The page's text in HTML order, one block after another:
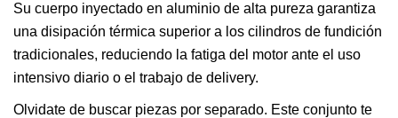
Su cuerpo inyectado en aluminio de alta pureza garantiza
una disipación térmica superior a los cilindros de fundición
tradicionales, reduciendo la fatiga del motor ante el uso
intensivo diario o el trabajo de delivery.
Olvidate de buscar piezas por separado. Este conjunto te